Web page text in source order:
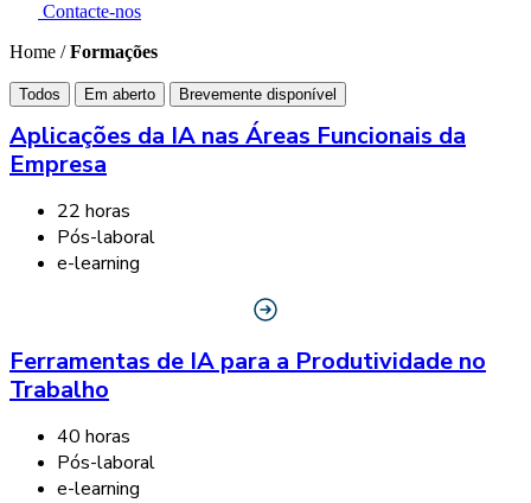
Contacte-nos
Home /Formações
Todos Em aberto Brevemente disponível
Aplicações da IA nas Áreas Funcionais da
Empresa
22 horas
Pós-laboral
e-learning
Ferramentas de IA para a Produtividade no
Trabalho
40 horas
Pós-laboral
e-learning